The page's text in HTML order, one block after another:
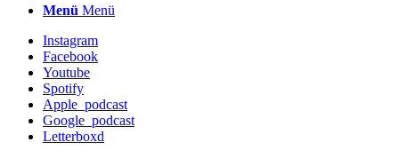
Menü Menü
Instagram
Facebook
Youtube
Spotify
Apple_podcast
Google_podcast
Letterboxd